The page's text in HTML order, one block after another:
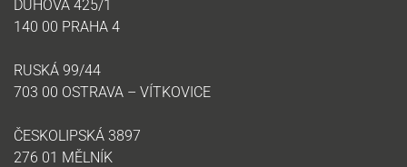
DUHOVÁ 425/1
140 00 PRAHA 4
RUSKÁ 99/44
703 00 OSTRAVA – VÍTKOVICE
ČESKOLIPSKÁ 3897
276 01 MĚLNÍK